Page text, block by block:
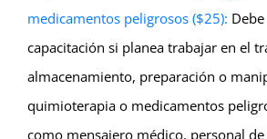
medicamentos peligrosos ($25):
capacitación si planea trabajar en el
almacenamiento, preparación o
quimioterapia o medicamentos
como mensajero médico, personal